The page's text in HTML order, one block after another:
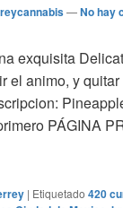
—No hay
exquisita
el animo, y
PÁGINA
Strain!
| Etiquetado 420